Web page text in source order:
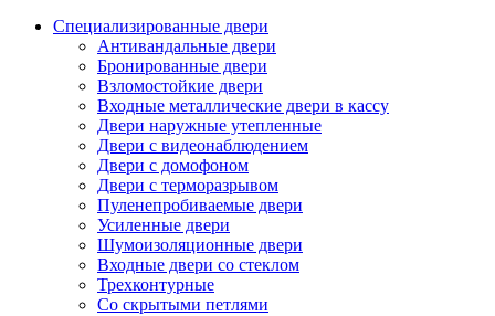
Специализированные двери
Антивандальные двери
Бронированные двери
Взломостойкие двери
Входные металлические двери в кассу
Двери наружные утепленные
Двери с видеонаблюдением
Двери с домофоном
Двери с терморазрывом
Пуленепробиваемые двери
Усиленные двери
Шумоизоляционные двери
Входные двери со стеклом
Трехконтурные
Со скрытыми петлями